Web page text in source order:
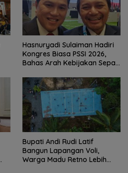
Hasnuryadi Sulaiman Hadiri
Kongres Biasa PSSI 2026,
Bahas Arah Kebijakan Sepak
Bupati Andi Rudi Latif
Bangun Lapangan Voli,
Warga Madu Retno Lebih